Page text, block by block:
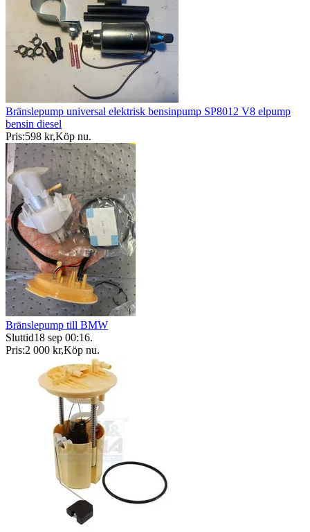
Bränslepump universal elektrisk bensinpump SP8012 V8 elpump
bensin diesel
Pris:598 kr,Köp nu.
Bränslepump till BMW
Sluttid18 sep 00:16.
Pris:2 000 kr,Köp nu.